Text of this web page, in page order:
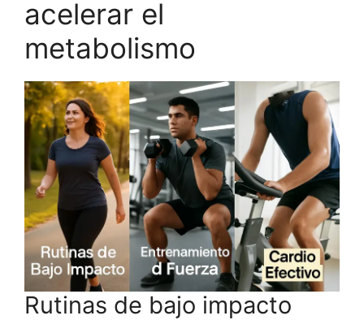
acelerar el
metabolismo
Rutinas de bajo impacto